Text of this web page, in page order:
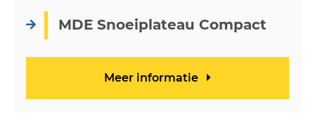
MDE Snoeiplateau Compact
Meer informatie